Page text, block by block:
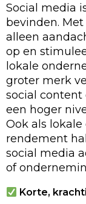
Social media
bevinden.
alleen
op en
lokale
groter merk
social content
een hoger
Ook als
rendement
social media
of
Korte,